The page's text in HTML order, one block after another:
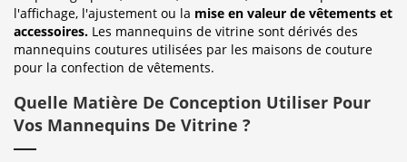
l'affichage, l'ajustement ou la mise en valeur de vêtements et
accessoires. Les mannequins de vitrine sont dérivés des
mannequins coutures utilisées par les maisons de couture
pour la confection de vêtements.
Quelle Matière De Conception Utiliser Pour
Vos Mannequins De Vitrine ?